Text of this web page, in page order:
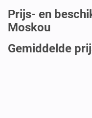
Prijs- en
Moskou
Gemiddelde